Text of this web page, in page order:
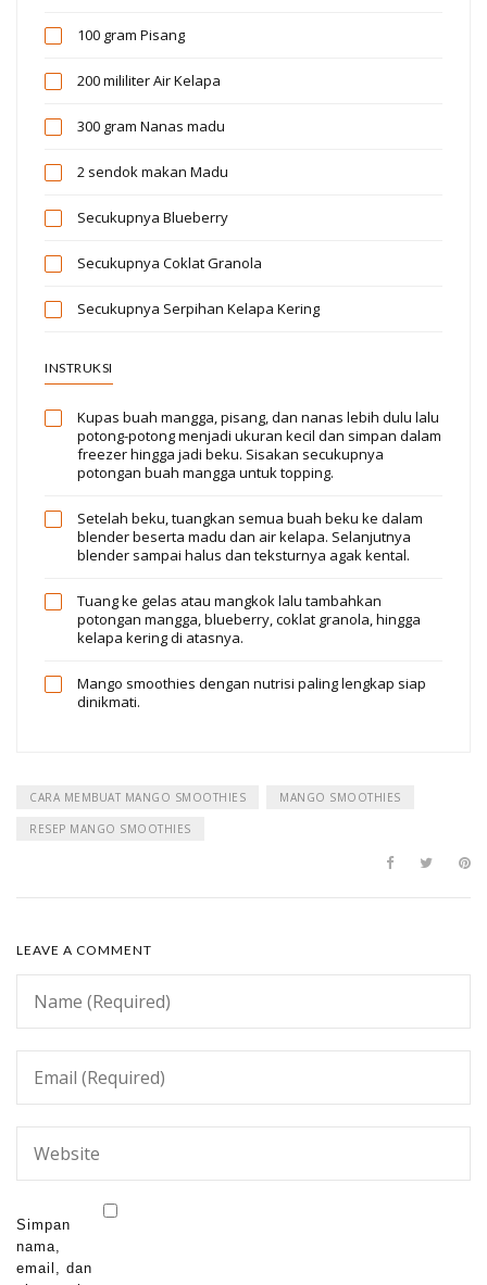
100 gram Pisang
200 mililiterAir Kelapa
300 gram Nanas madu
2 sendok makan Madu
Secukupnya Blueberry
Secukupnya Coklat Granola
Secukupnya Serpihan Kelapa Kering
INSTRUKSI
Kupas buah mangga, pisang, dan nanas lebih dulu lalu
potong-potong menjadi ukuran kecil dan simpan dalam
freezer hingga jadi beku. Sisakan secukupnya
potongan buah mangga untuk topping.
Setelah beku, tuangkan semua buah beku ke dalam
blender beserta madu dan air kelapa. Selanjutnya
blender sampai halus dan teksturnya agak kental.
Tuang ke gelas atau mangkok lalu tambahkan
potongan mangga, blueberry, coklat granola, hingga
kelapa kering di atasnya.
Mango smoothies dengan nutrisi paling lengkap siap
dinikmati.
CARA MEMBUAT MANGO SMOOTHIES MANGO SMOOTHIES
RESEP MANGO SMOOTHIES
LEAVE A COMMENT
Simpan
nama,
email, dan